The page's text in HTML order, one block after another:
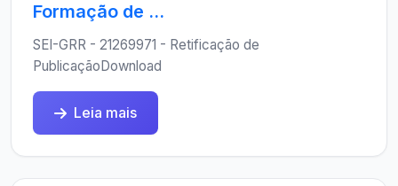
Formação de ...
SEI-GRR - 21269971 - Retificação de
PublicaçãoDownload
Leia mais